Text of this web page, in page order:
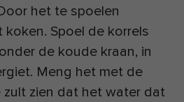
het te spoelen
Spoel de korrels
de koude kraan, in
Meng het met de
zult zien dat het water dat